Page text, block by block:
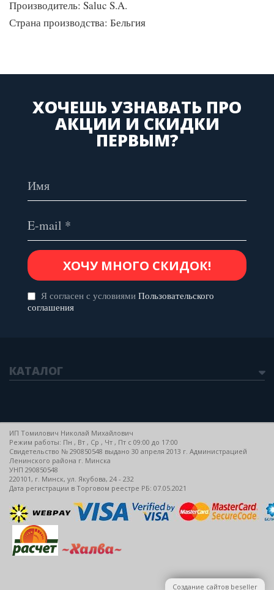
Производитель: Saluc S.A.
Страна производства: Бельгия
ХОЧЕШЬ УЗНАВАТЬ ПРО
АКЦИИ И СКИДКИ
ПЕРВЫМ?
Я согласен с условиями Пользовательского
соглашения
КАТАЛОГ
ИП Томилович Николай Михайлович
Режим работы: Пн , Вт , Ср , Чт , Пт c 09:00 до 17:00
Свидетельство № 290850548 выдано 30 апреля 2013 г. Администрацией
Ленинского района г. Минска
УНП 290850548
220101, г. Минск, ул. Якубова, 24 - 232
Дата регистрации в Торговом реестре РБ: 07.05.2021
Создание сайтов beseller